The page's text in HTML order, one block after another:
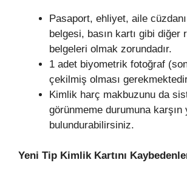
Pasaport, ehliyet, aile
belgesi, basın kartı gibi diğer
belgeleri olmak zorundadır.
1 adet biyometrik fotoğraf
çekilmiş olması
Kimlik harç makbuzunu da
görünmeme durumuna karşın
bulundurabilirsiniz.
Yeni Tip Kimlik Kartını